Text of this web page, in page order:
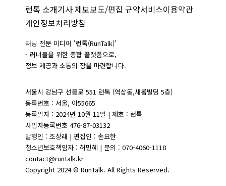
런톡 소개기사 제보보도/편집 규약서비스이용약관
개인정보처리방침
러닝 전문 미디어 '런톡(RunTalk)'
- 러너들을 위한 종합 플랫폼으로,
정보 제공과 소통의 장을 마련합니다.
서울시 강남구 선릉로 551 런톡 (역삼동,새롬빌딩 5층)
등록번호 : 서울, 아55665
등록일자 : 2024년 10월 11일 | 제호 : 런톡
사업자등록번호 476-87-03132
발행인 : 조상래 | 편집인 : 손요한
청소년보호책임자 : 허민혜 | 문의 : 070-4060-1118
contact@runtalk.kr
Copyright 2024 © RunTalk. All Rights Reserved.